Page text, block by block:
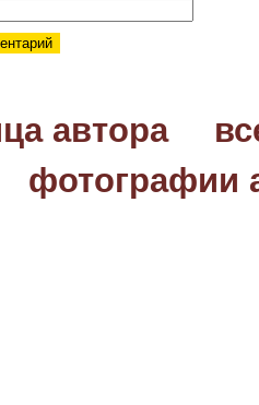
автора
фотографии